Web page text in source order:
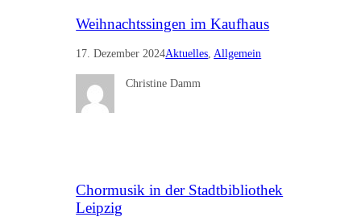
Weihnachtssingen im Kaufhaus
17. Dezember 2024Aktuelles, Allgemein
Christine Damm
Chormusik in der Stadtbibliothek
Leipzig